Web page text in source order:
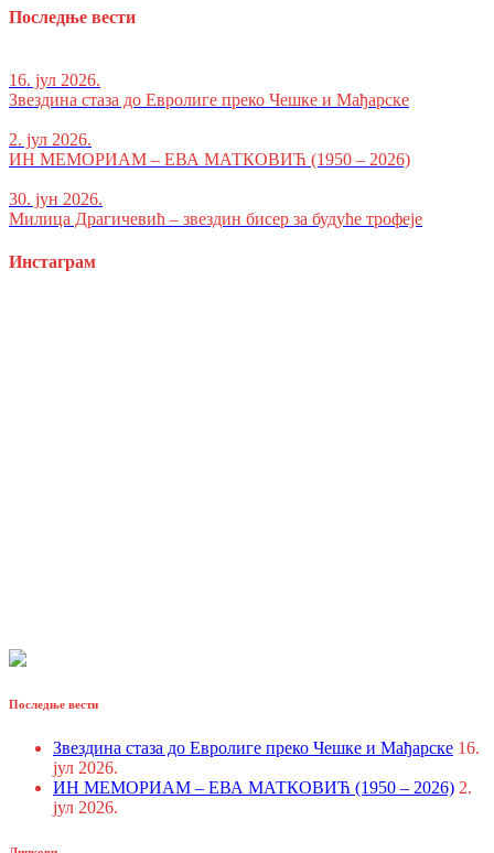
Последње вести
16. јул 2026.
Звездина стаза до Евролиге преко Чешке и Мађарске
2. јул 2026.
ИН МЕМОРИАМ – ЕВА МАТКОВИЋ (1950 – 2026)
30. јун 2026.
Милица Драгичевић – звездин бисер за будуће трофеје
Инстаграм
Последње вести
Звездина стаза до Евролиге преко Чешке и Мађарске 16.
јул 2026.
ИН МЕМОРИАМ – ЕВА МАТКОВИЋ (1950 – 2026) 2.
јул 2026.